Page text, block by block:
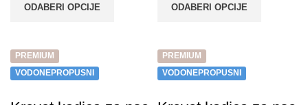
ODABERI OPCIJE ODABERI OPCIJE
PREMIUM
VODONEPROPUSNI
PREMIUM
VODONEPROPUSNI